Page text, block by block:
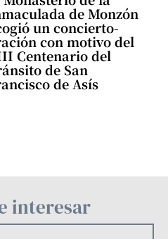
de Monzón
un concierto-
con motivo del
Centenario del
de San
de Asís
interesar